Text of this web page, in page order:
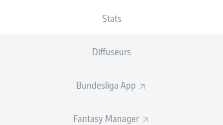
Stats
Diffuseurs
Bundesliga App
Fantasy Manager
P. Schick 38'